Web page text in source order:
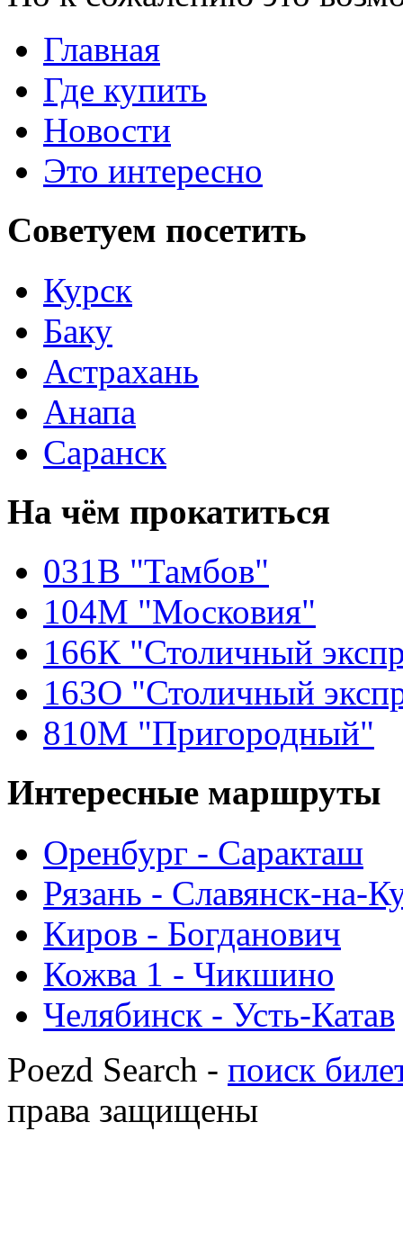
Главная
Где купить
Новости
Это интересно
Советуем посетить
Курск
Баку
Астрахань
Анапа
Саранск
На чём прокатиться
031В "Тамбов"
104М "Московия"
166К "Столичный
163О "Столичный
810М "Пригородный"
Интересные маршруты
Оренбург - Саракташ
Рязань - Славянск-на-
Киров - Богданович
Кожва 1 - Чикшино
Челябинск - Усть-Катав
Poezd Search - поиск
права защищены